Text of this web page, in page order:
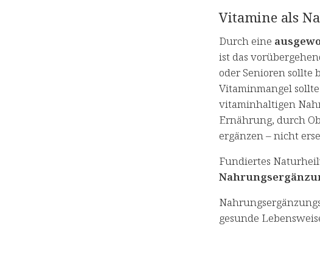
Vitamine als
Durch eine
ist das
oder Senioren sollte
Vitaminmangel
vitaminhaltigen
Ernährung, durch
ergänzen – nicht
Fundiertes
gesunde